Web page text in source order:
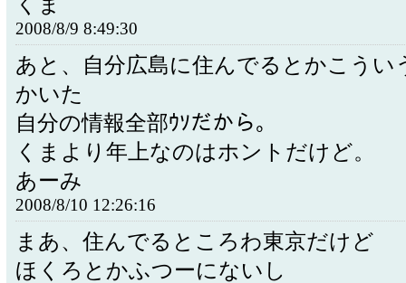
2008/8/9 8:49:30
あと、自分広島に住んでるとかこうい
かいた
自分の情報全部ｳｿだから。
くまより年上なのはホントだけど。
あーみ
2008/8/10 12:26:16
まあ、住んでるところわ東京だけど
ほくろとかふつーにないし